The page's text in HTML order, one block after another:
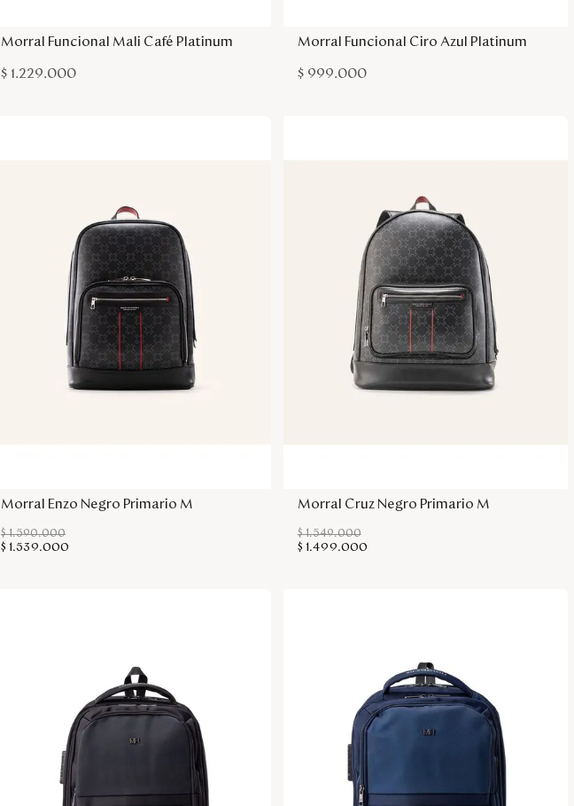
Morral Funcional Mali Café Platinum
$ 1.229.000
Morral Funcional Ciro Azul Platinum
$ 999.000
Morral Enzo Negro Primario M
$ 1.590.000
$ 1 .539.000
Morral Cruz Negro Primario M
$ 1.549.000
$ 1 .499.000